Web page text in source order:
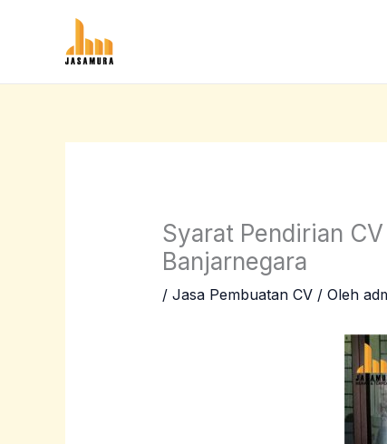
Syarat Pendirian
Banjarnegara
/ Jasa Pembuatan CV/ Oleh